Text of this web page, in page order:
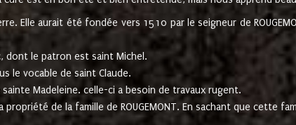
Elle aurait été fondée vers 1510 par le seigneur de
dont le patron est saint Michel.
le vocable de saint Claude.
Madeleine. celle-ci a besoin de travaux rugent.
de la famille de ROUGEMONT. En sachant que cette